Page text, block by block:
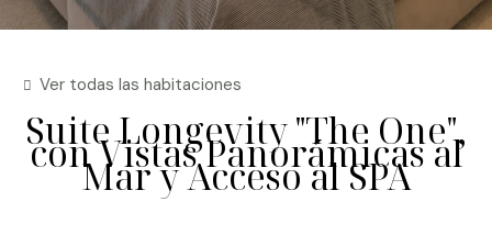
Ver todas las habitaciones
Suite Longevity "The One",
con Vistas Panorámicas al
Mar y Acceso al SPA